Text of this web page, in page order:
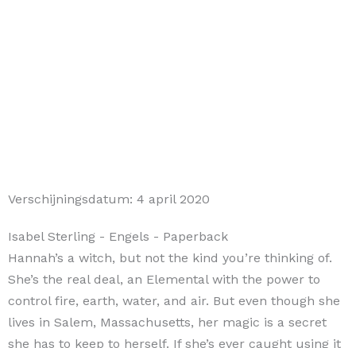
Verschijningsdatum: 4 april 2020
Isabel Sterling - Engels - Paperback
Hannah’s a witch, but not the kind you’re thinking of.
She’s the real deal, an Elemental with the power to
control fire, earth, water, and air. But even though she
lives in Salem, Massachusetts, her magic is a secret
she has to keep to herself. If she’s ever caught using it